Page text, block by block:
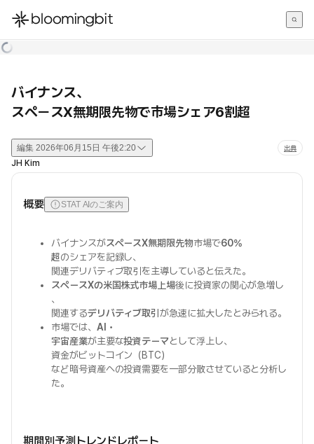
한국어
バイナンス、
スペースX無期限先物で市場シェア6割超
編集 2026年06月15日 午後2:20 出典
JH Kim
概要 STAT AIのご案内
バイナンスがスペースX無期限先物市場で60%
超のシェアを記録し、
関連デリバティブ取引を主導していると伝えた。
スペースXの米国株式市場上場後に投資家の関心が急増し
、
関連するデリバティブ取引が急速に拡大したとみられる。
市場では、 AI・
宇宙産業が主要な投資テーマとして浮上し、
資金がビットコイン（BTC）
など暗号資産への投資需要を一部分散させていると分析し
た。
期間別予測トレンドレポート